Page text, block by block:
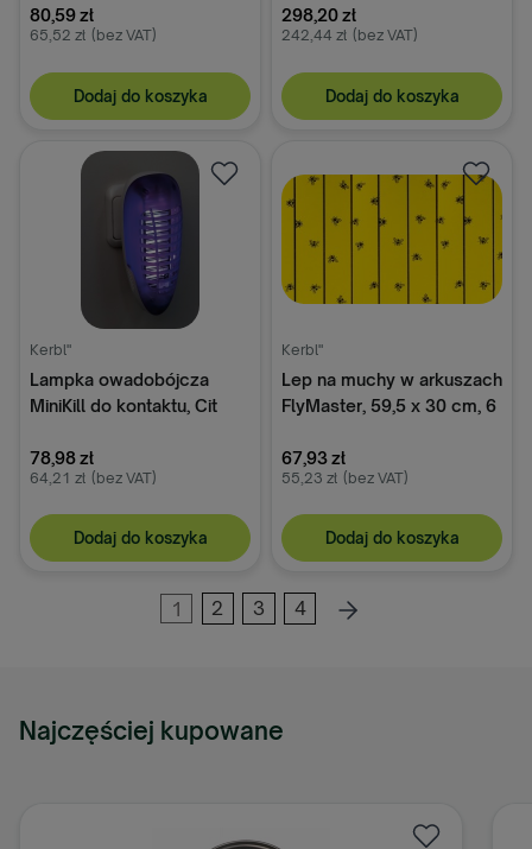
cm, Kerbl
80,59 zł
65,52 zł (bez VAT)
Dodaj do koszyka
298,20 zł
242,44 zł (bez VAT)
Dodaj do koszyka
Kerbl"
Lampka owadobójcza
MiniKill do kontaktu, Cit
78,98 zł
64,21 zł (bez VAT)
Dodaj do koszyka
Kerbl"
Lep na muchy w arkuszach
FlyMaster, 59,5 x 30 cm, 6
67,93 zł
55,23 zł (bez VAT)
Dodaj do koszyka
1 2 3 4
Najczęściej kupowane